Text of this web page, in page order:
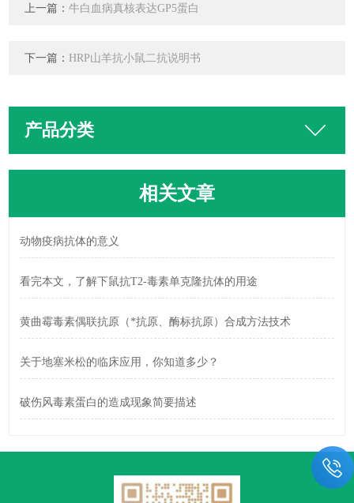
上一篇：牛白血病真核表达GP5蛋白
下一篇： HRP山羊抗小鼠二抗说明书
产品分类
相关文章
动物疫病抗体的意义
看完本文，了解下鼠抗T2-毒素单克隆抗体的用途
黄曲霉毒素偶联抗原（*抗原、酶标抗原）合成方法技术
关于地塞米松的临床应用，你知道多少？
破伤风毒素蛋白的造成现象简要描述